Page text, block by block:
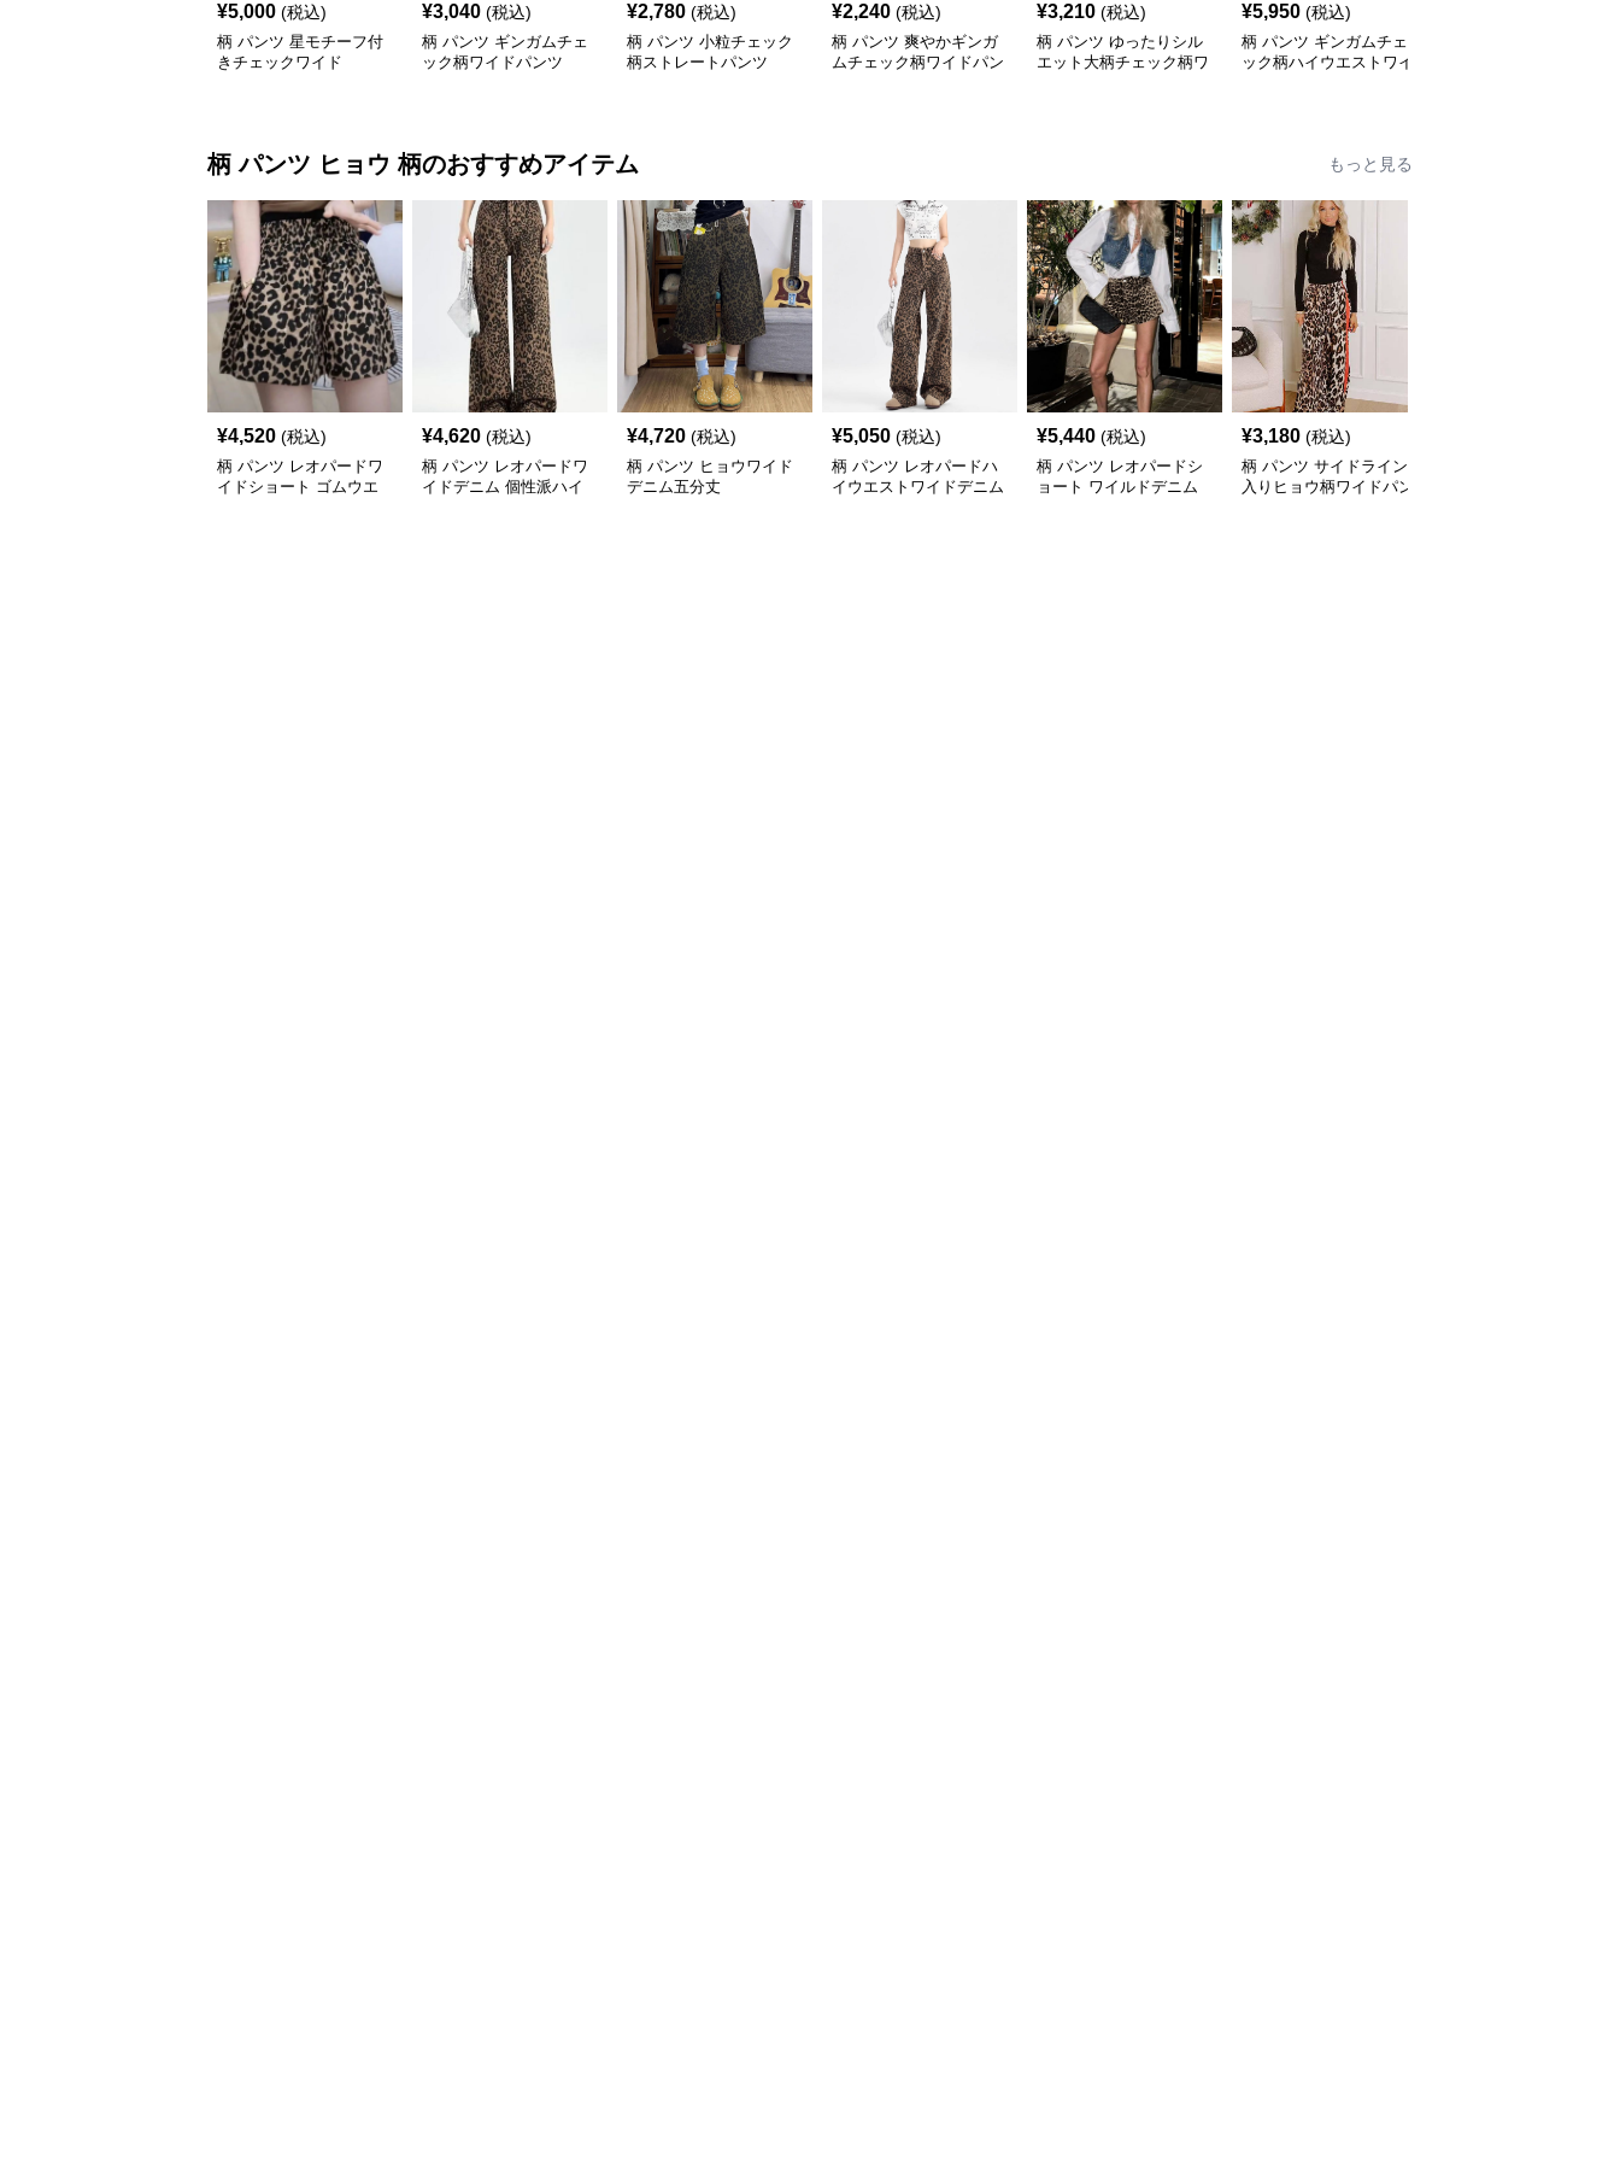
¥5,000 (税込)
柄 パンツ 星モチーフ付
きチェックワイド
¥3,040 (税込)
柄 パンツ ギンガムチェ
ック柄ワイドパンツ
¥2,780 (税込)
柄 パンツ 小粒チェック
柄ストレートパンツ
¥2,240 (税込)
柄 パンツ 爽やかギンガ
ムチェック柄ワイドパン
¥3,210 (税込)
柄 パンツ ゆったりシル
エット大柄チェック柄ワ
¥5,950 (税込)
柄 パンツ ギンガムチェ
ック柄ハイウエストワイ
柄 パンツ ヒョウ 柄のおすすめアイテム もっと見る
¥4,520 (税込)
柄 パンツ レオパードワ
イドショート ゴムウエ
¥4,620 (税込)
柄 パンツ レオパードワ
イドデニム 個性派ハイ
¥4,720 (税込)
柄 パンツ ヒョウワイド
デニム五分丈
¥5,050 (税込)
柄 パンツ レオパードハ
イウエストワイドデニム
¥5,440 (税込)
柄 パンツ レオパードシ
ョート ワイルドデニム
¥3,180 (税込)
柄 パンツ サイドライン
入りヒョウ柄ワイドパン